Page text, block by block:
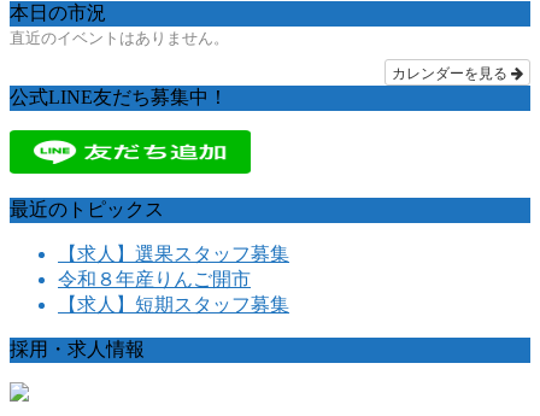
本日の市況
直近のイベントはありません。
カレンダーを見る
公式LINE友だち募集中！
最近のトピックス
【求人】選果スタッフ募集
令和８年産りんご開市
【求人】短期スタッフ募集
採用・求人情報